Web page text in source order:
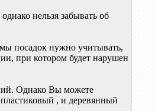
нельзя забывать об
посадок нужно учитывать,
при котором будет нарушен
Однако Вы можете
, и деревянный